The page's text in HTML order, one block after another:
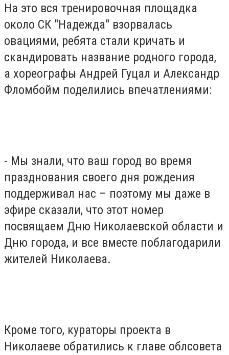
На это вся тренировочная площадка
около СК "Надежда" взорвалась
овациями, ребята стали кричать и
скандировать название родного города,
а хореографы Андрей Гуцал и Александр
Фломбойм поделились впечатлениями:
- Мы знали, что ваш город во время
празднования своего дня рождения
поддерживал нас – поэтому мы даже в
эфире сказали, что этот номер
посвящаем Дню Николаевской области и
Дню города, и все вместе поблагодарили
жителей Николаева.
Кроме того, кураторы проекта в
Николаеве обратились к главе облсовета